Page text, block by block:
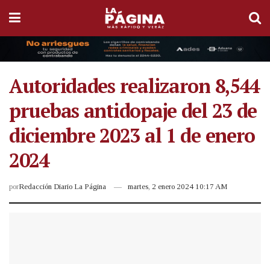
Autoridades realizaron 8,544
pruebas antidopaje del 23 de
diciembre 2023 al 1 de enero
2024
porRedacción Diario La Página martes, 2 enero 2024 10:17 AM